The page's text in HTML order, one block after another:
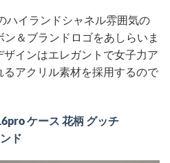
ハイランドシャネル雰囲気の
＆ブランドロゴをあしらいま
インはエレガントで女子力ア
アクリル素材を採用するので
ケース 花柄 グッチ
ド